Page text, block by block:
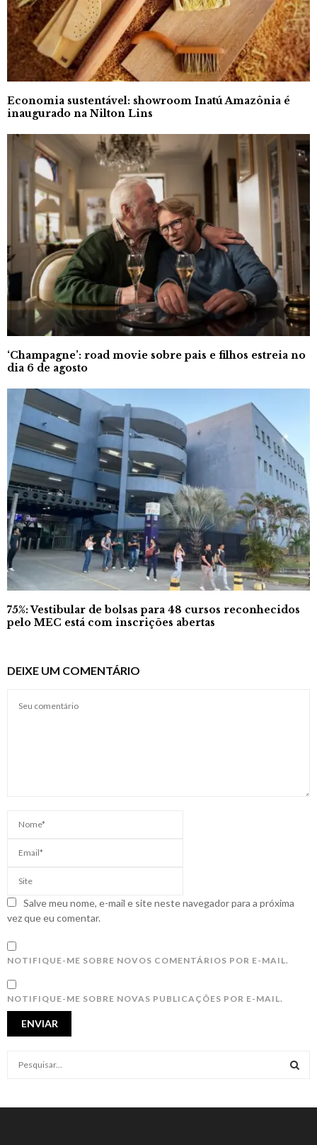
Economia sustentável: showroom Inatú Amazônia é
inaugurado na Nilton Lins
‘Champagne’: road movie sobre pais e filhos estreia no
dia 6 de agosto
75%: Vestibular de bolsas para 48 cursos reconhecidos
pelo MEC está com inscrições abertas
DEIXE UM COMENTÁRIO
Salve meu nome, e-mail e site neste navegador para a próxima
vez que eu comentar.
NOTIFIQUE-ME SOBRE NOVOS COMENTÁRIOS POR E-MAIL.
NOTIFIQUE-ME SOBRE NOVAS PUBLICAÇÕES POR E-MAIL.